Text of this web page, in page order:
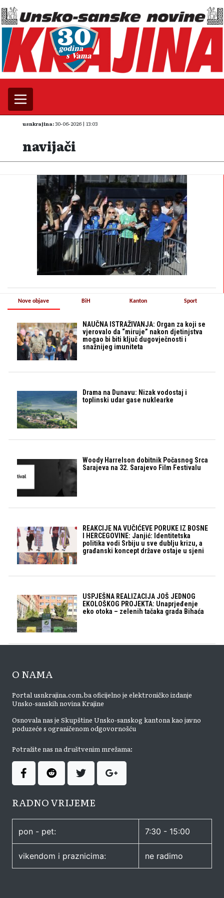
usnkrajina:30-06-2026 | 13:03
navijači
Nove objave
NAUČNA ISTRAŽIVANJA: Organ za koji se
vjerovalo da “miruje” nakon djetinjstva
mogao bi biti ključ dugovječnosti i
snažnijeg imuniteta
Drama na Dunavu: Nizak vodostaj i
toplinski udar gase nuklearke
Woody Harrelson dobitnik Počasnog Srca
Sarajeva na 32. Sarajevo Film Festivalu
REAKCIJE NA VUČIĆEVE PORUKE IZ BOSNE
I HERCEGOVINE: Janjić: Identitetska
politika vodi Srbiju u sve dublju krizu, a
građanski koncept države ostaje u sjeni
USPJEŠNA REALIZACIJA JOŠ JEDNOG
EKOLOŠKOG PROJEKTA: Unaprjeđenje
eko otoka – zelenih tačaka grada Bihaća
BiH Kanton Sport
O NAMA
Portal usnkrajina.com.ba oficijelno je elektroničko izdanje
Unsko-sanskih novina Krajine
Osnovala nas je Skupštine Unsko-sanskog kantona kao javno
poduzeće s ograničenom odgovornošću
Potražite nas na društvenim mrežama:
RADNO VRIJEME
pon - pet: 7:30 - 15:00
vikendom i praznicima: ne radimo